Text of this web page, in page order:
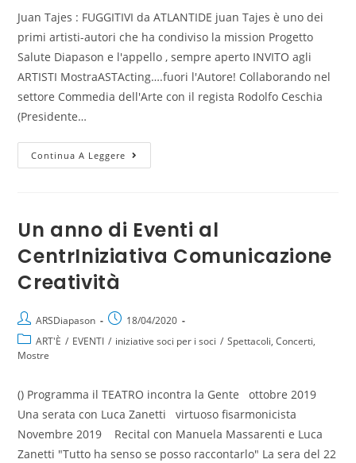
Juan Tajes : FUGGITIVI da ATLANTIDE juan Tajes è uno dei
primi artisti-autori che ha condiviso la mission Progetto
Salute Diapason e l'appello , sempre aperto INVITO agli
ARTISTI MostraASTActing….fuori l'Autore! Collaborando nel
settore Commedia dell'Arte con il regista Rodolfo Ceschia
(Presidente…
Continua A Leggere
Un anno di Eventi al
CentrIniziativa Comunicazione
Creatività
ARSDiapason
18/04/2020
ART'È / EVENTI / iniziative soci per i soci / Spettacoli, Concerti,
Mostre
() Programma il TEATRO incontra la Gente ottobre 2019
Una serata con Luca Zanetti virtuoso fisarmonicista
Novembre 2019 Recital con Manuela Massarenti e Luca
Zanetti "Tutto ha senso se posso raccontarlo" La sera del 22